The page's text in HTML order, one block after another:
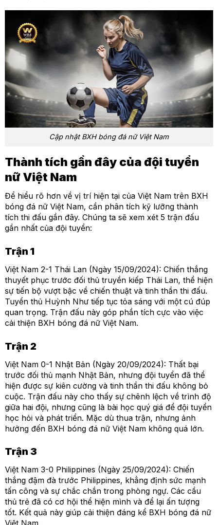
Cập nhật BXH bóng đá nữ Việt Nam
Thành tích gần đây của đội tuyển
nữ Việt Nam
Để hiểu rõ hơn về vị trí hiện tại của Việt Nam trên BXH
bóng đá nữ Việt Nam, cần phân tích kỹ lưỡng thành
tích thi đấu gần đây. Chúng ta sẽ xem xét 5 trận đấu
gần nhất của đội tuyển:
Trận 1
Việt Nam 2-1 Thái Lan (Ngày 15/09/2024): Chiến thắng
thuyết phục trước đối thủ truyền kiếp Thái Lan, thể hiện
sự tiến bộ vượt bậc về chiến thuật và tinh thần thi đấu.
Tuyển thủ Huỳnh Như tiếp tục tỏa sáng với một cú đúp
quan trọng. Trận đấu này góp phần tích cực vào việc
cải thiện BXH bóng đá nữ Việt Nam.
Trận 2
Việt Nam 0-1 Nhật Bản (Ngày 20/09/2024): Thất bại
trước đối thủ mạnh Nhật Bản, nhưng đội tuyển đã thể
hiện được sự kiên cường và tinh thần thi đấu không bỏ
cuộc. Trận đấu này cho thấy sự chênh lệch về trình độ
giữa hai đội, nhưng cũng là bài học quý giá để đội tuyển
học hỏi và phát triển. Mặc dù thua trận, nhưng ảnh
hưởng đến BXH bóng đá nữ Việt Nam không quá lớn.
Trận 3
Việt Nam 3-0 Philippines (Ngày 25/09/2024): Chiến
thắng đậm đà trước Philippines, khẳng định sức mạnh
tấn công và sự chắc chắn trong phòng ngự. Các cầu
thủ trẻ đã có cơ hội thể hiện mình và để lại ấn tượng
tốt. Kết quả này giúp cải thiện đáng kể BXH bóng đá nữ